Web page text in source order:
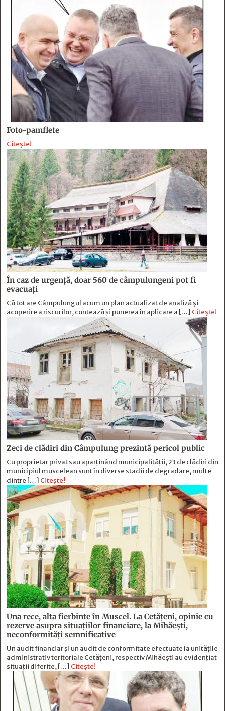
Foto-pamflete
Citește!
În caz de urgență, doar 560 de câmpulungeni pot fi
evacuați
Că tot are Câmpulungul acum un plan actualizat de analiză și
acoperire a riscurilor, contează și punerea în aplicare a […] Citește!
Zeci de clădiri din Câmpulung prezintă pericol public
Cu proprietar privat sau aparținând municipalității, 23 de clădiri din
municipiul muscelean sunt în diverse stadii de degradare, multe
dintre […] Citește!
Una rece, alta fierbinte în Muscel. La Cetăţeni, opinie cu
rezerve asupra situaţiilor financiare, la Mihăeşti,
neconformităţi semnificative
Un audit financiar și un audit de conformitate efectuate la unitățile
administrativ teritoriale Cetățeni, respectiv Mihăești au evidențiat
situații diferite, […] Citește!